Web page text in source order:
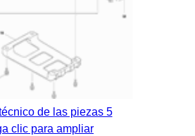
de las piezas 5
clic para ampliar